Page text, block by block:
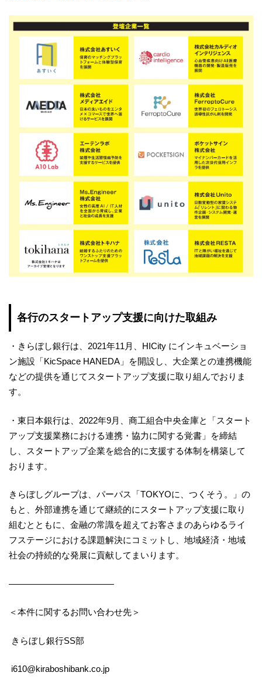
各行のスタートアップ支援に向けた取組み
・きらぼし銀行は、2021年11月、HICity にインキュベーショ
ン施設「KicSpace HANEDA」を開設し、大企業との連携機能
などの提供を通じてスタートアップ支援に取り組んでおりま
す。
・東日本銀行は、2022年9月、商工組合中央金庫と「スタート
アップ支援業務における連携・協力に関する覚書」を締結
し、スタートアップ企業を総合的に支援する体制を構築して
おります。
きらぼしグループは、パーパス「TOKYOに、つくそう。」の
もと、外部連携を通じて継続的にスタートアップ支援に取り
組むとともに、金融の常識を超えてお客さまのあらゆるライ
フステージにおける課題解決にコミットし、地域経済・地域
社会の持続的な発展に貢献してまいります。
————————————
＜本件に関するお問い合わせ先＞
きらぼし銀行SS部
i610@kiraboshibank.co.jp